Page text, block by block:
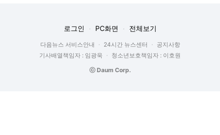
로그인 PC화면 전체보기
다음뉴스 서비스안내 24시간 뉴스센터
공지사항
기사배열책임자 : 임광욱
청소년보호책임자 : 이호원
ⓒ Daum Corp.